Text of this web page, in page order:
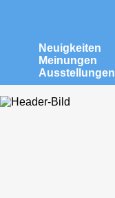
Neuigkeiten
Meinungen
Ausstellungen